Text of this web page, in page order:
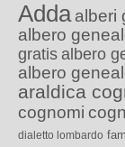
Adda alberi
albero
gratis albero
albero
araldica
cognomi
dialetto lombardo